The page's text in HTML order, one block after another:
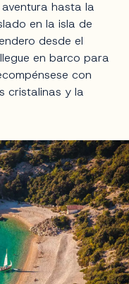
hasta la
en la isla de
desde el
en barco para
con
cristalinas y la